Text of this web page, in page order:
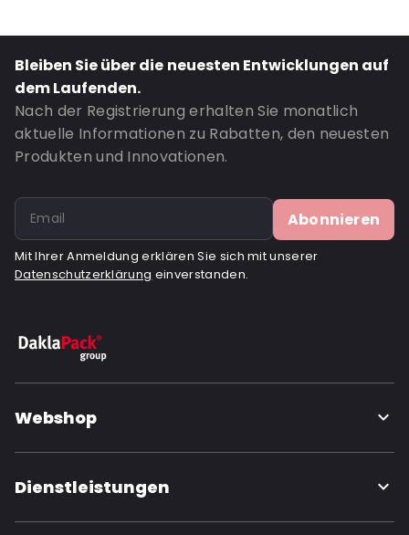
Bleiben Sie über die neuesten Entwicklungen auf
dem Laufenden.
Nach der Registrierung erhalten Sie monatlich
aktuelle Informationen zu Rabatten, den neuesten
Produkten und Innovationen.
Abonnieren
Mit Ihrer Anmeldung erklären Sie sich mit unserer
Datenschutzerklärung einverstanden.
Webshop
Dienstleistungen